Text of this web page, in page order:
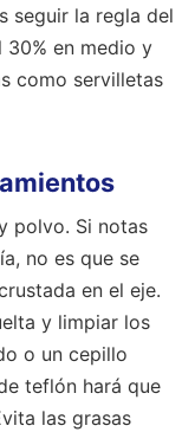
seguir la regla del
30% en medio y
como servilletas
polvo. Si notas
no es que se
en el eje.
y limpiar los
o un cepillo
teflón hará que
las grasas